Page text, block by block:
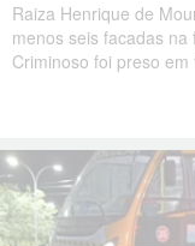
Raiza Henrique de
menos seis facadas na
Criminoso foi preso